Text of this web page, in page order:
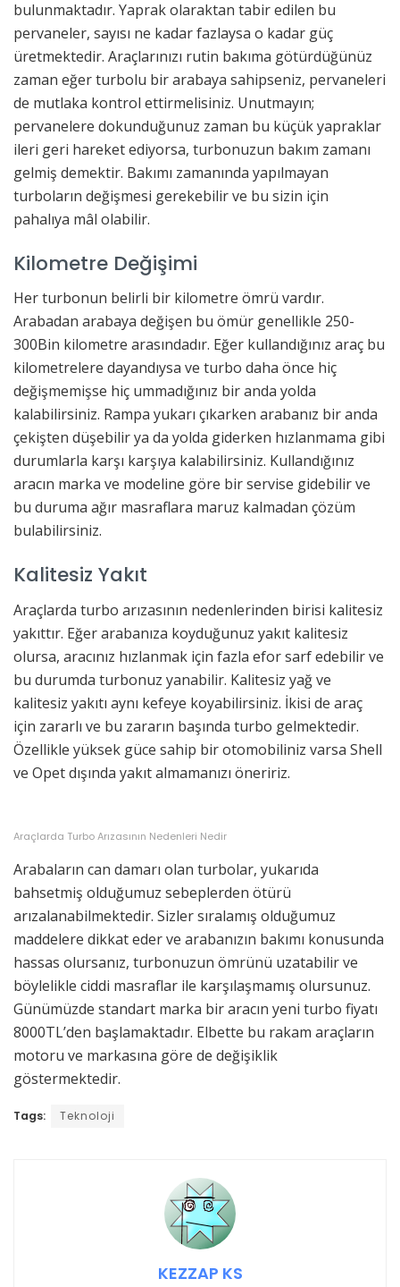
bulunmaktadır. Yaprak olaraktan tabir edilen bu
pervaneler, sayısı ne kadar fazlaysa o kadar güç
üretmektedir. Araçlarınızı rutin bakıma götürdüğünüz
zaman eğer turbolu bir arabaya sahipseniz, pervaneleri
de mutlaka kontrol ettirmelisiniz. Unutmayın;
pervanelere dokunduğunuz zaman bu küçük yapraklar
ileri geri hareket ediyorsa, turbonuzun bakım zamanı
gelmiş demektir. Bakımı zamanında yapılmayan
turboların değişmesi gerekebilir ve bu sizin için
pahalıya mâl olabilir.
Kilometre Değişimi
Her turbonun belirli bir kilometre ömrü vardır.
Arabadan arabaya değişen bu ömür genellikle 250-
300Bin kilometre arasındadır. Eğer kullandığınız araç bu
kilometrelere dayandıysa ve turbo daha önce hiç
değişmemişse hiç ummadığınız bir anda yolda
kalabilirsiniz. Rampa yukarı çıkarken arabanız bir anda
çekişten düşebilir ya da yolda giderken hızlanmama gibi
durumlarla karşı karşıya kalabilirsiniz. Kullandığınız
aracın marka ve modeline göre bir servise gidebilir ve
bu duruma ağır masraflara maruz kalmadan çözüm
bulabilirsiniz.
Kalitesiz Yakıt
Araçlarda turbo arızasının nedenlerinden birisi kalitesiz
yakıttır. Eğer arabanıza koyduğunuz yakıt kalitesiz
olursa, aracınız hızlanmak için fazla efor sarf edebilir ve
bu durumda turbonuz yanabilir. Kalitesiz yağ ve
kalitesiz yakıtı aynı kefeye koyabilirsiniz. İkisi de araç
için zararlı ve bu zararın başında turbo gelmektedir.
Özellikle yüksek güce sahip bir otomobiliniz varsa Shell
ve Opet dışında yakıt almamanızı öneririz.
Araçlarda Turbo Arızasının Nedenleri Nedir
Arabaların can damarı olan turbolar, yukarıda
bahsetmiş olduğumuz sebeplerden ötürü
arızalanabilmektedir. Sizler sıralamış olduğumuz
maddelere dikkat eder ve arabanızın bakımı konusunda
hassas olursanız, turbonuzun ömrünü uzatabilir ve
böylelikle ciddi masraflar ile karşılaşmamış olursunuz.
Günümüzde standart marka bir aracın yeni turbo fiyatı
8000TL’den başlamaktadır. Elbette bu rakam araçların
motoru ve markasına göre de değişiklik
göstermektedir.
Tags: Teknoloji
KEZZAP KS